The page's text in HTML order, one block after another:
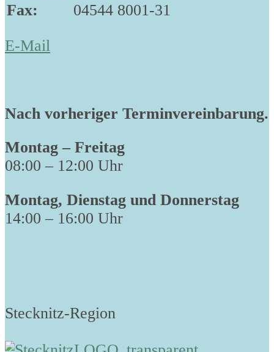
Fax:
04544 8001-31
E-Mail
Nach vorheriger Terminvereinbarung.
Montag – Freitag
08:00 – 12:00 Uhr
Montag, Dienstag und Donnerstag
14:00 – 16:00 Uhr
Stecknitz-Region